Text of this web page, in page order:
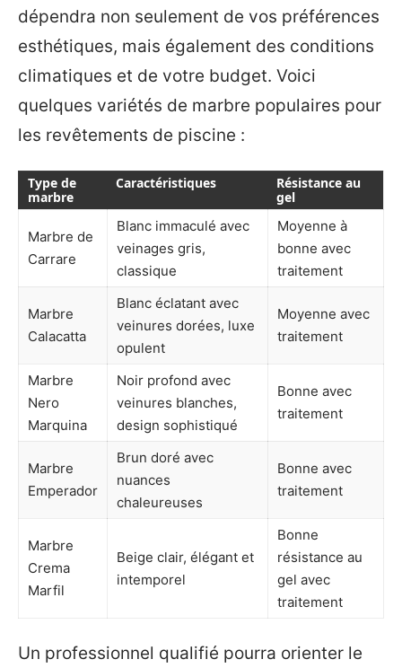
dépendra non seulement de vos préférences
esthétiques, mais également des conditions
climatiques et de votre budget. Voici
quelques variétés de marbre populaires pour
les revêtements de piscine :
Type de
marbre
Caractéristiques
Résistance au
gel
Marbre de
Carrare
Blanc immaculé avec
veinages gris,
classique
Moyenne à
bonne avec
traitement
Marbre
Calacatta
Blanc éclatant avec
veinures dorées, luxe
opulent
Moyenne avec
traitement
Marbre
Nero
Marquina
Noir profond avec
veinures blanches,
design sophistiqué
Bonne avec
traitement
Marbre
Emperador
Brun doré avec
nuances
chaleureuses
Bonne avec
traitement
Marbre
Crema
Marfil
Beige clair, élégant et
intemporel
Bonne
résistance au
gel avec
traitement
Un professionnel qualifié pourra orienter le